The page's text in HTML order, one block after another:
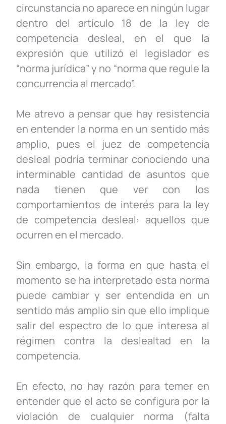
circunstancia no aparece en ningún lugar
dentro del artículo 18 de la ley de
competencia desleal, en el que la
expresión que utilizó el legislador es
“norma jurídica” y no “norma que regule la
concurrencia al mercado”.
Me atrevo a pensar que hay resistencia
en entender la norma en un sentido más
amplio, pues el juez de competencia
desleal podría terminar conociendo una
interminable cantidad de asuntos que
nada tienen que ver con los
comportamientos de interés para la ley
de competencia desleal: aquellos que
ocurren en el mercado.
Sin embargo, la forma en que hasta el
momento se ha interpretado esta norma
puede cambiar y ser entendida en un
sentido más amplio sin que ello implique
salir del espectro de lo que interesa al
régimen contra la deslealtad en la
competencia.
En efecto, no hay razón para temer en
entender que el acto se configura por la
violación de cualquier norma (falta